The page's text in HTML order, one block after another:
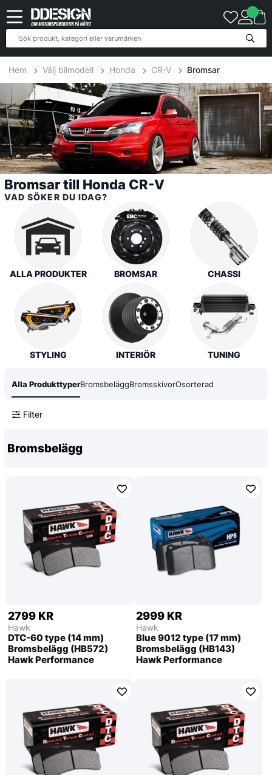
Hem Välj bilmodell Honda CR-V Bromsar
Bromsar till Honda CR-V
VAD SÖKER DU IDAG?
ALLA PRODUKTER BROMSAR CHASSI
STYLING INTERIÖR TUNING
Alla ProdukttyperBromsbeläggBromsskivorOsorterad
Filter
25 Produkter
Bromsbelägg
2799 KR
Hawk
DTC-60 type (14 mm)
Bromsbelägg (HB572)
Hawk Performance
2999 KR
Hawk
Blue 9012 type (17 mm)
Bromsbelägg (HB143)
Hawk Performance